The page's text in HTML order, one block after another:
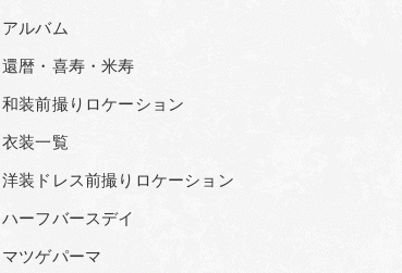
アルバム
還暦・喜寿・米寿
和装前撮りロケーション
衣装一覧
洋装ドレス前撮りロケーション
ハーフバースデイ
マツゲパーマ